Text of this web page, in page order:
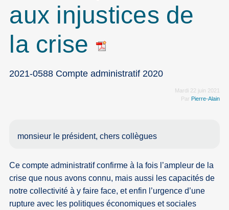
aux injustices de
la crise
2021-0588 Compte administratif 2020
Mardi 22 juin 2021
Par Pierre-Alain
monsieur le président, chers collègues
Ce compte administratif confirme à la fois l’ampleur de la
crise que nous avons connu, mais aussi les capacités de
notre collectivité à y faire face, et enfin l’urgence d’une
rupture avec les politiques économiques et sociales